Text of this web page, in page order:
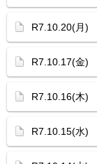
R7.10.20(月)
R7.10.17(金)
R7.10.16(木)
R7.10.15(水)